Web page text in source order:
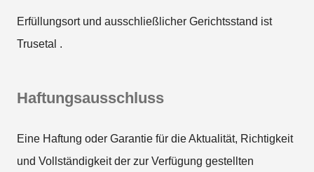
Erfüllungsort und ausschließlicher Gerichtsstand ist
Trusetal .
Haftungsausschluss
Eine Haftung oder Garantie für die Aktualität, Richtigkeit
und Vollständigkeit der zur Verfügung gestellten